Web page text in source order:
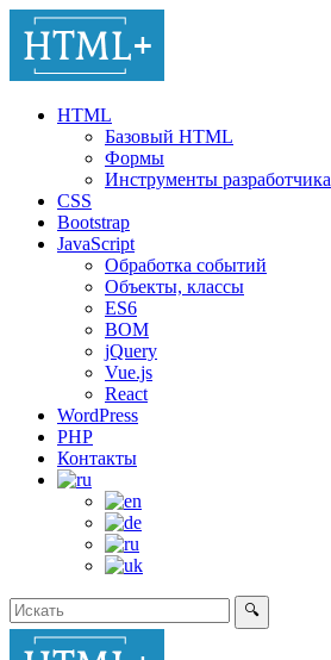
HTML
Базовый HTML
Формы
Инструменты разработчика
CSS
Bootstrap
JavaScript
Обработка событий
Объекты, классы
ES6
BOM
jQuery
Vue.js
React
WordPress
PHP
Контакты
🔍